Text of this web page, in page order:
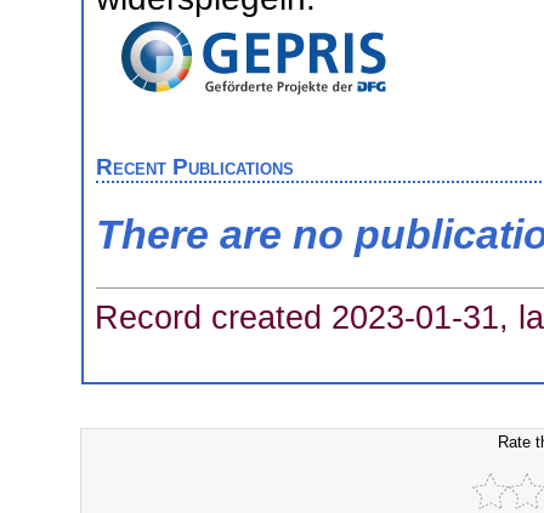
Recent Publications
There are no
Record created 2023-01-31,
Rate